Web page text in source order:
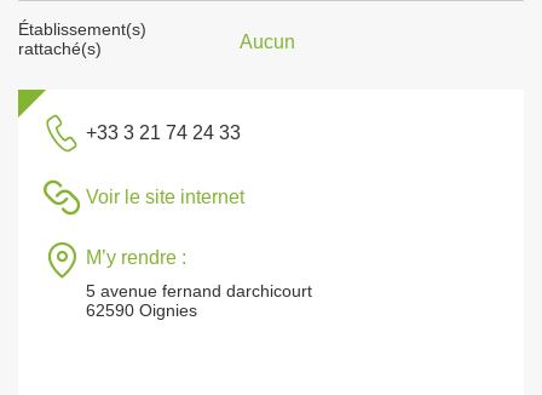
Établissement(s)
rattaché(s)
Aucun
+33 3 21 74 24 33
Voir le site internet
M’y rendre :
5 avenue fernand darchicourt
62590 Oignies